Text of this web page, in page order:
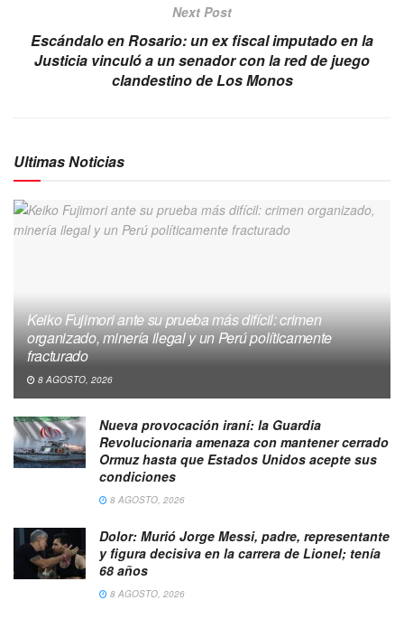
Next Post
Escándalo en Rosario: un ex fiscal imputado en la
Justicia vinculó a un senador con la red de juego
clandestino de Los Monos
Ultimas Noticias
Keiko Fujimori ante su prueba más difícil: crimen
organizado, minería ilegal y un Perú políticamente
fracturado
8 AGOSTO, 2026
Nueva provocación iraní: la Guardia
Revolucionaria amenaza con mantener cerrado
Ormuz hasta que Estados Unidos acepte sus
condiciones
8 AGOSTO, 2026
Dolor: Murió Jorge Messi, padre, representante
y figura decisiva en la carrera de Lionel; tenía
68 años
8 AGOSTO, 2026